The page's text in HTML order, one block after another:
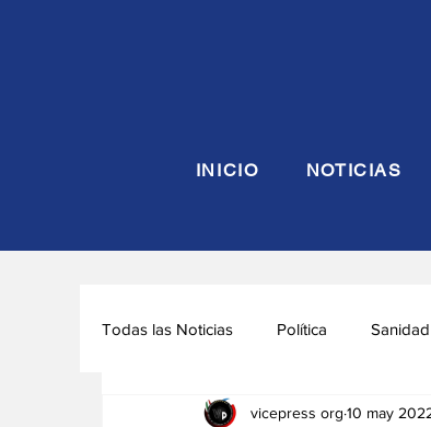
INICIO NOTICIAS
Todas las Noticias Política Sanidad
Seguridad y Defensa Turismo
vicepress org 10 may